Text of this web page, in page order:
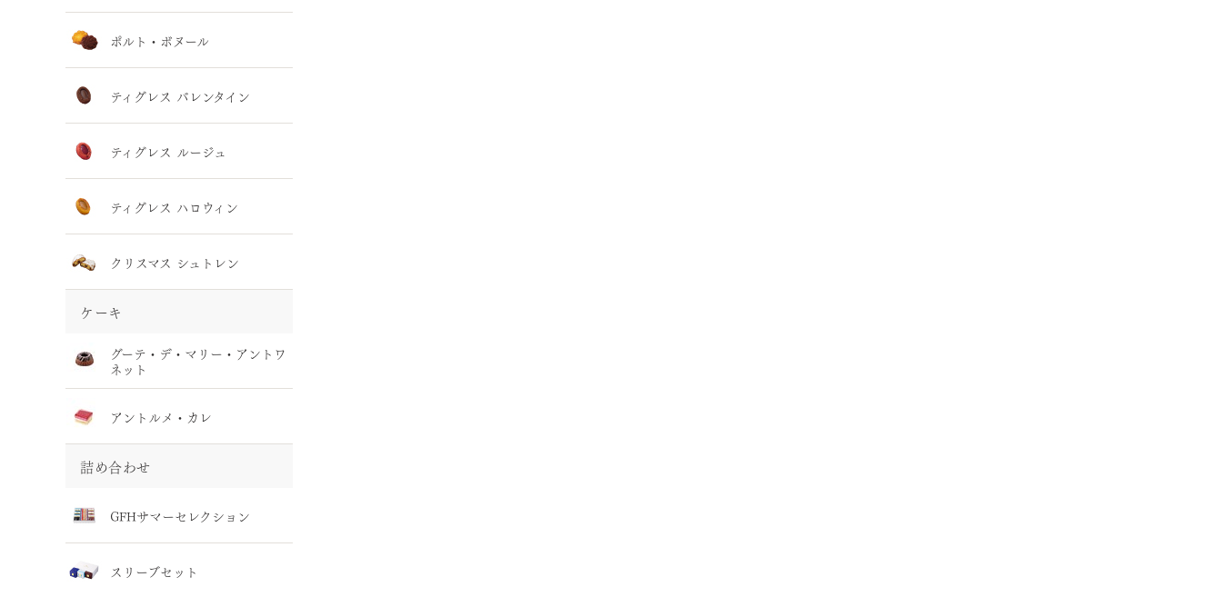
ポルト・ボヌール
ティグレス バレンタイン
ティグレス ルージュ
ティグレス ハロウィン
クリスマス シュトレン
ケーキ
グーテ・デ・マリー・アントワ
ネット
アントルメ・カレ
詰め合わせ
GFHサマーセレクション
スリーブセット